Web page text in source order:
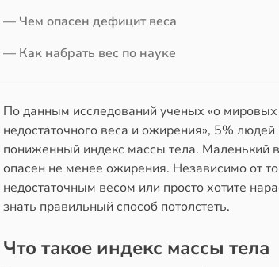
— Чем опасен дефицит веса
— Как набрать вес по науке
По данным исследований ученых «о
недостаточного веса и ожирения», 5%
пониженный индекс массы тела. Маленький
опасен не менее ожирения. Независимо от
недостаточным весом или просто хотите
знать правильный способ потолстеть.
Что такое индекс массы тела